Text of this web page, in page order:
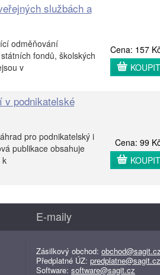
službách a
odměňování
fondů, školských
v
Cena: 157
KOUPIT
v podnikatelské
pro podnikatelský i
publikace obsahuje
k
Cena: 99
KOUPIT
E-maily
Zásilkový obchod: obchod@sagit.cz
Předplatné ÚZ: predplatne@sagit.cz
Software: software@sagit.cz